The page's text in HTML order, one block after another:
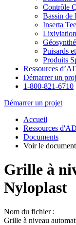
Contrôle
Bassin de
Inserta Tee
Puisards
Produits
Ressources
Démarrer un
1-800-821-6710
Démarrer un projet
Accueil
Ressources
Documents
Voir le document
Grille à
Nyloplast
Nom du fichier :
Grille à niveau